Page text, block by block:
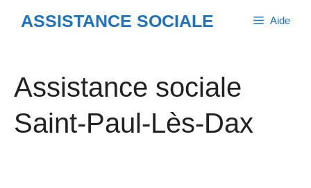
ASSISTANCE SOCIALE Aide
Assistance sociale
Saint-Paul-Lès-Dax